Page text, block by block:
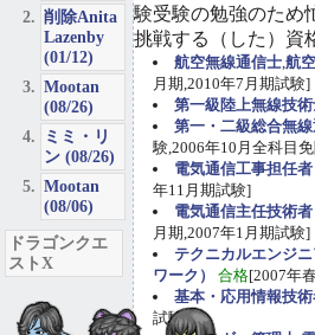
験受験の勉強のため
挑戦する（した）資
航空無線通信士,航
月期,2010年7月期試験]
第一級陸上無線技
第一・二級総合無
験,2006年10月全科目
電気通信工事担任
年11月期試験]
電気通信主任技術
月期,2007年1月期試験]
テクニカルエンジ
ワーク）
合格[2007年
基本・応用情報技
試験]
削除Anita
Lazenby
(01/12)
Mootan
(08/26)
ミミ・リ
ン (08/26)
Mootan
(08/06)
ドラゴンクエ
ストX